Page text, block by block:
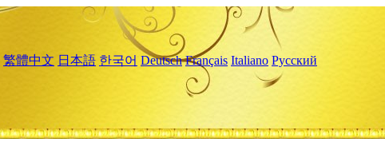
繁體中文 日本語 한국어 Deutsch Français Italiano Русский